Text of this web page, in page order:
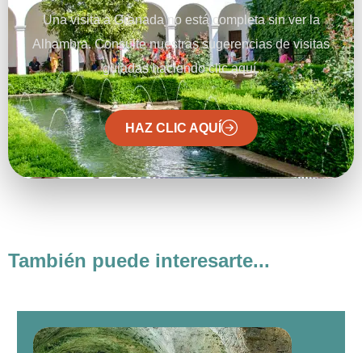
Una visita a Granada no está completa sin ver la
Alhambra. Consulte nuestras sugerencias de visitas
guiadas haciendo clic aquí.
HAZ CLIC AQUÍ
También puede interesarte...